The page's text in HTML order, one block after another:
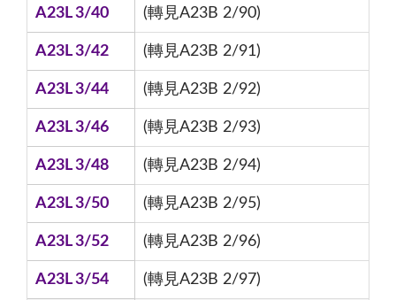
A23L 3/40 (轉見A23B 2/90)
A23L 3/42 (轉見A23B 2/91)
A23L 3/44 (轉見A23B 2/92)
A23L 3/46 (轉見A23B 2/93)
A23L 3/48 (轉見A23B 2/94)
A23L 3/50 (轉見A23B 2/95)
A23L 3/52 (轉見A23B 2/96)
A23L 3/54 (轉見A23B 2/97)